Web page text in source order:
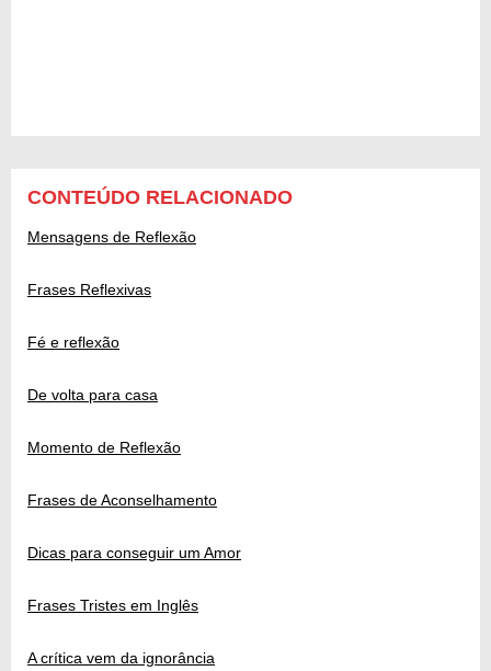
CONTEÚDO RELACIONADO
Mensagens de Reflexão
Frases Reflexivas
Fé e reflexão
De volta para casa
Momento de Reflexão
Frases de Aconselhamento
Dicas para conseguir um Amor
Frases Tristes em Inglês
A crítica vem da ignorância